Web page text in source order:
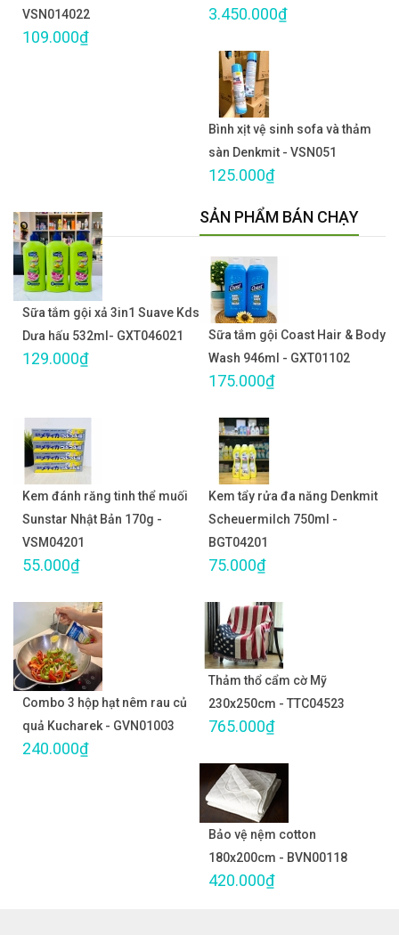
VSN014022
109.000₫
3.450.000₫
Bình xịt vệ sinh sofa và thảm
sàn Denkmit - VSN051
125.000₫
Sữa tắm gội xả 3in1 Suave Kds
Dưa hấu 532ml- GXT046021
129.000₫
SẢN PHẨM BÁN CHẠY
Sữa tắm gội Coast Hair & Body
Wash 946ml - GXT01102
175.000₫
Kem đánh răng tinh thể muối
Sunstar Nhật Bản 170g -
VSM04201
55.000₫
Kem tẩy rửa đa năng Denkmit
Scheuermilch 750ml -
BGT04201
75.000₫
Combo 3 hộp hạt nêm rau củ
quả Kucharek - GVN01003
240.000₫
Thảm thổ cẩm cờ Mỹ
230x250cm - TTC04523
765.000₫
Bảo vệ nệm cotton
180x200cm - BVN00118
420.000₫